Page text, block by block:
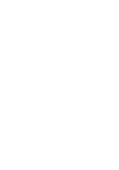
loyva døming út í frá